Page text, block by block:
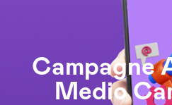
Campagne
Medio